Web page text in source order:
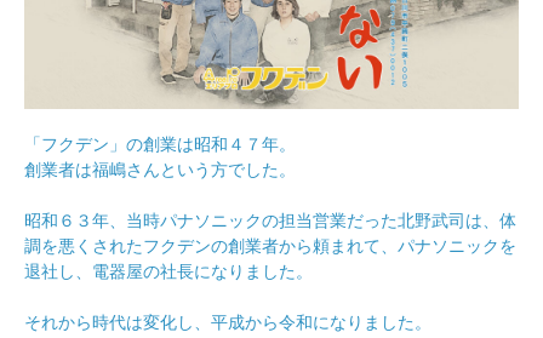
「フクデン」の創業は昭和４７年。
創業者は福嶋さんという方でした。
昭和６３年、当時パナソニックの担当営業だった北野武司は、体
調を悪くされたフクデンの創業者から頼まれて、パナソニックを
退社し、電器屋の社長になりました。
それから時代は変化し、平成から令和になりました。